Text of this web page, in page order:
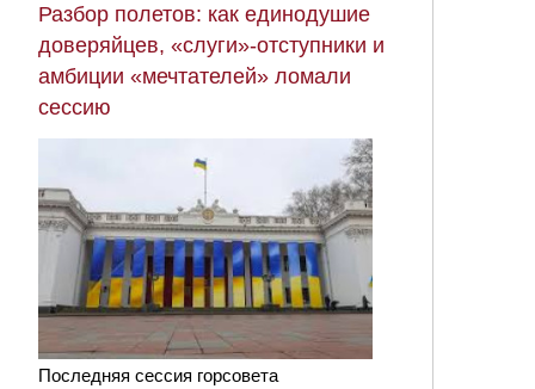
Разбор полетов: как единодушие
доверяйцев, «слуги»-отступники и
амбиции «мечтателей» ломали
сессию
Последняя сессия горсовета